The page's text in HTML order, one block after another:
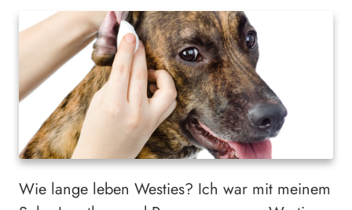
Wie lange leben Westies? Ich war mit meinem